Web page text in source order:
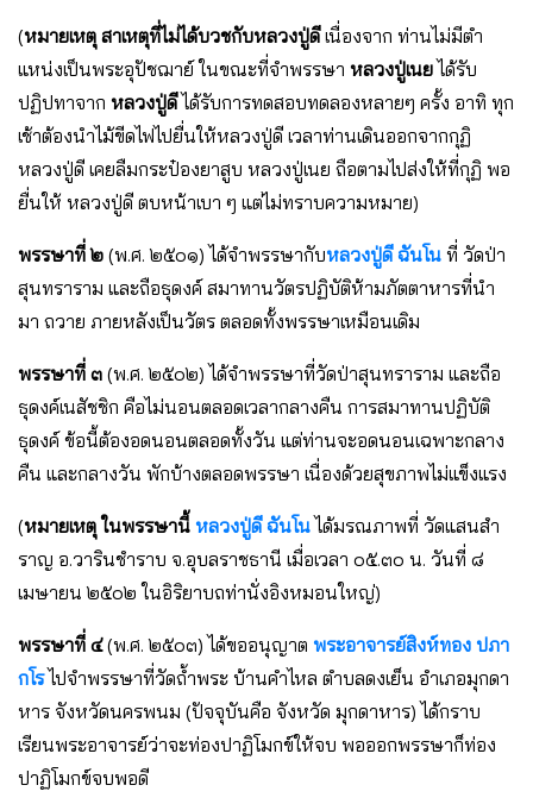
(หมายเหตุ สาเหตุที่ไม่ได้บวชกับหลวงปู่ดีเนื่องจาก ท่านไม่มีตํา
แหน่งเป็นพระอุปัชฌาย์ ในขณะที่จําพรรษา หลวงปู่เนยได้รับ
ปฏิปทาจาก หลวงปู่ดีได้รับการทดสอบทดลองหลายๆ ครั้ง อาทิ ทุก
เช้าต้องนําไม้ขีดไฟไปยื่นให้หลวงปู่ดี เวลาท่านเดินออกจากกุฏิ
หลวงปู่ดี เคยลืมกระป๋องยาสูบ หลวงปู่เนย ถือตามไปส่งให้ที่กุฏิ พอ
ยื่นให้ หลวงปู่ดี ตบหน้าเบา ๆ แต่ไม่ทราบความหมาย)
พรรษาที่ ๒ (พ.ศ. ๒๕๐๑) ได้จําพรรษากับหลวงปู่ดี ฉันโน ที่ วัดป่า
สุนทราราม และถือธุดงค์ สมาทานวัตรปฏิบัติห้ามภัตตาหารที่นํา
มา ถวาย ภายหลังเป็นวัตร ตลอดทั้งพรรษาเหมือนเดิม
พรรษาที่ ๓ (พ.ศ. ๒๕๐๒) ได้จําพรรษาที่วัดป่าสุนทราราม และถือ
ธุดงค์เนสัชชิก คือไม่นอนตลอดเวลากลางคืน การสมาทานปฏิบัติ
ธุดงค์ ข้อนี้ต้องอดนอนตลอดทั้งวัน แต่ท่านจะอดนอนเฉพาะกลาง
คืน และกลางวัน พักบ้างตลอดพรรษา เนื่องด้วยสุขภาพไม่แข็งแรง
(หมายเหตุ ในพรรษานี้ หลวงปู่ดี ฉันโนได้มรณภาพที่ วัดแสนสํา
ราญ อ.วารินชําราบ จ.อุบลราชธานี เมื่อเวลา ๐๕.๓๐ น. วันที่ ๘
เมษายน ๒๕๐๒ ในอิริยาบถท่านั่งอิงหมอนใหญ่)
พรรษาที่ ๔(พ.ศ. ๒๕๐๓) ได้ขออนุญาต พระอาจารย์สิงห์ทอง ปภา
กโรไปจําพรรษาที่วัดถ้ำพระ บ้านคําไหล ตําบลดงเย็น อําเภอมุกดา
หาร จังหวัดนครพนม (ปัจจุบันคือ จังหวัด มุกดาหาร) ได้กราบ
เรียนพระอาจารย์ว่าจะท่องปาฏิโมกข์ให้จบ พอออกพรรษาก็ท่อง
ปาฏิโมกข์จบพอดี